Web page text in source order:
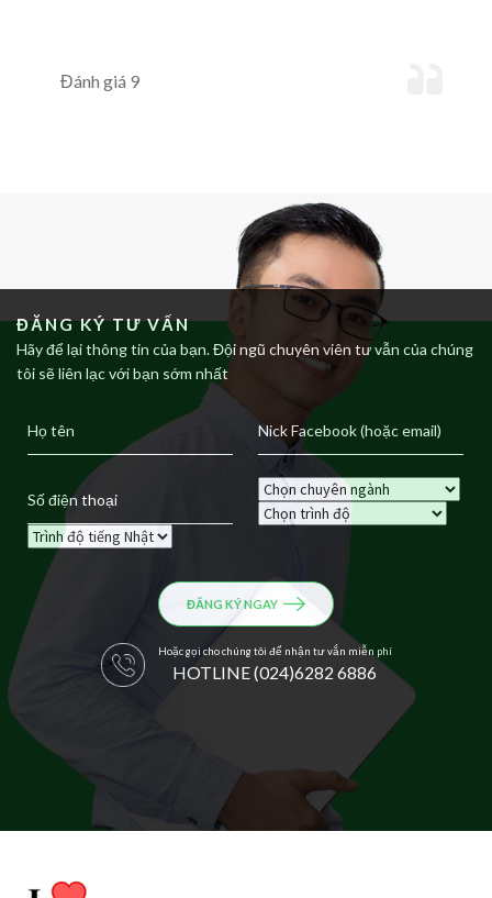
Đánh giá 9
ĐĂNG KÝ TƯ VẤN
Hãy để lại thông tin của bạn. Đội ngũ chuyên viên tư vẫn của chúng
tôi sẽ liên lạc với bạn sớm nhất
ĐĂNG KÝ NGAY
Hoặc gọi cho chúng tôi để nhận tư vắn miễn phí
HOTLINE (024)6282 6886